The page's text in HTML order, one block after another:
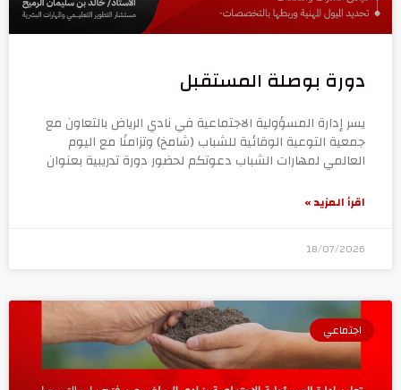
دورة بوصلة المستقبل
يسر إدارة المسؤولية الاجتماعية في نادي الرياض بالتعاون مع
جمعية التوعية الوقائية للشباب (شامخ) وتزامنًا مع اليوم
العالمي لمهارات الشباب دعوتكم لحضور دورة تدريبية بعنوان
اقرأ المزيد »
18/07/2026
اجتماعي